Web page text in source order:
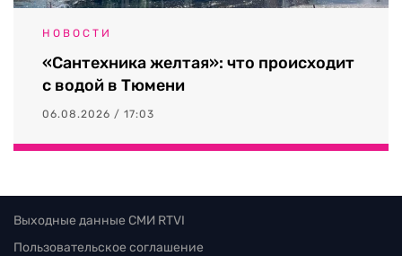
НОВОСТИ
«Сантехника желтая»: что происходит
с водой в Тюмени
06.08.2026 / 17:03
Выходные данные СМИ RTVI
Пользовательское соглашение